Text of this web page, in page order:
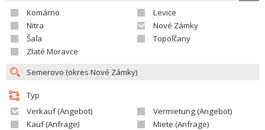
Komárno
Levice
Nitra
Nové Zámky
Šaľa
Topoľčany
Zlaté Moravce
Typ
Verkauf (Angebot)
Vermietung (Angebot)
Kauf (Anfrage)
Miete (Anfrage)